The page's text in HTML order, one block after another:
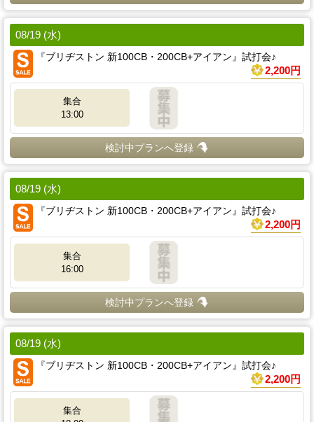
08/19 (水)
『ブリヂストン 新100CB・200CB+アイアン』試打会♪
2,200円
集合
13:00
検討中プランへ登録
08/19 (水)
『ブリヂストン 新100CB・200CB+アイアン』試打会♪
2,200円
集合
16:00
検討中プランへ登録
08/19 (水)
『ブリヂストン 新100CB・200CB+アイアン』試打会♪
2,200円
集合